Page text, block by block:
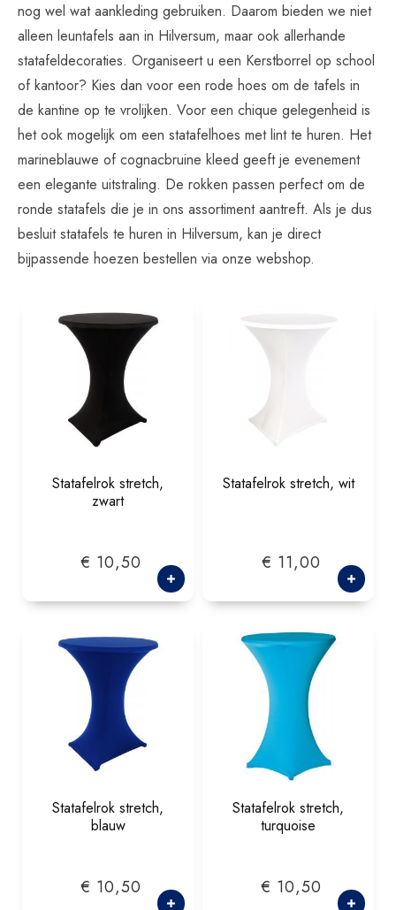
nog wel wat aankleding gebruiken. Daarom bieden we niet
alleen leuntafels aan in Hilversum, maar ook allerhande
statafeldecoraties. Organiseert u een Kerstborrel op school
of kantoor? Kies dan voor een rode hoes om de tafels in
de kantine op te vrolijken. Voor een chique gelegenheid is
het ook mogelijk om een statafelhoes met lint te huren. Het
marineblauwe of cognacbruine kleed geeft je evenement
een elegante uitstraling. De rokken passen perfect om de
ronde statafels die je in ons assortiment aantreft. Als je dus
besluit statafels te huren in Hilversum, kan je direct
bijpassende hoezen bestellen via onze webshop.
Statafelrok stretch,
zwart
€ 10,50
Statafelrok stretch, wit
€ 11,00
Statafelrok stretch,
blauw
€ 10,50
Statafelrok stretch,
turquoise
€ 10,50